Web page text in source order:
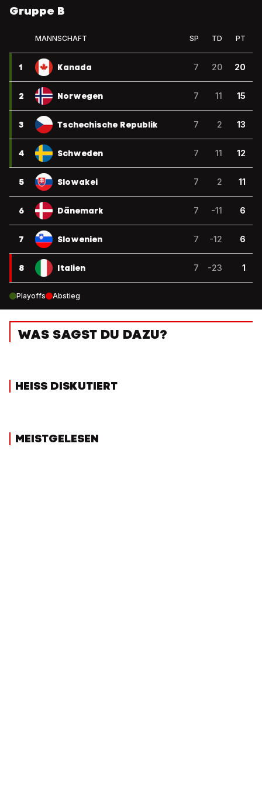
Gruppe B
MANNSCHAFT SP TD PT
1 Kanada 7 20 20
2 Norwegen 7 11 15
3 Tschechische Republik 7 2 13
4 Schweden 7 11 12
5 Slowakei 7 2 11
6 Dänemark 7 -11 6
7 Slowenien 7 -12 6
8 Italien 7 -23 1
Playoffs Abstieg
WAS SAGST DU DAZU?
HEISS DISKUTIERT
MEISTGELESEN